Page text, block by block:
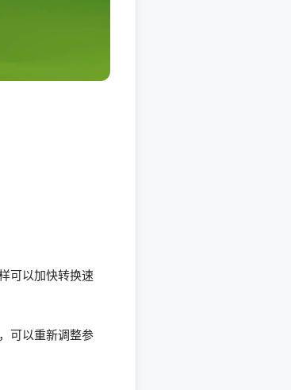
可以加快转换速
可以重新调整参